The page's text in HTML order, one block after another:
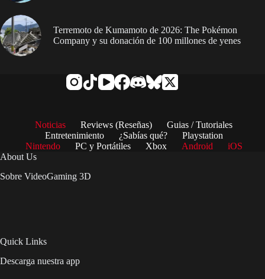
Terremoto de Kumamoto de 2026: The Pokémon
Company y su donación de 100 millones de yenes
Noticias Reviews (Reseñas)
Guias / Tutoriales
Entretenimiento
¿Sabías qué?
Playstation
Nintendo
PC y Portátiles Xbox Android
iOS
About Us
Sobre VideoGaming 3D
Quick Links
Descarga nuestra app